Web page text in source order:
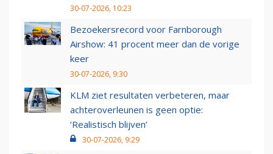
30-07-2026, 10:23
Bezoekersrecord voor Farnborough
Airshow: 41 procent meer dan de vorige
keer
30-07-2026, 9:30
KLM ziet resultaten verbeteren, maar
achteroverleunen is geen optie:
‘Realistisch blijven’
30-07-2026, 9:29